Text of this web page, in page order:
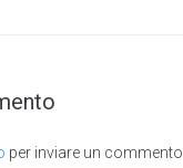
per inviare un commento.